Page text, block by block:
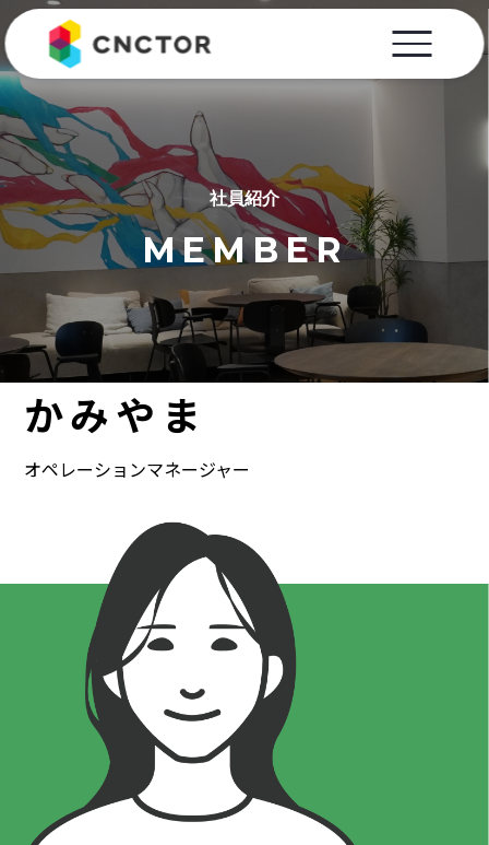
社員紹介
MEMBER
かみやま
オペレーションマネージャー